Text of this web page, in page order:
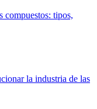
compuestos: tipos,
la industria de las